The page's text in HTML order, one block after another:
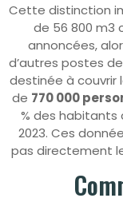
Cette distinction
de 56 800 m3
annoncées,
d’autres postes
destinée à couvrir
de 770 000
% des habitants
2023. Ces
pas directement